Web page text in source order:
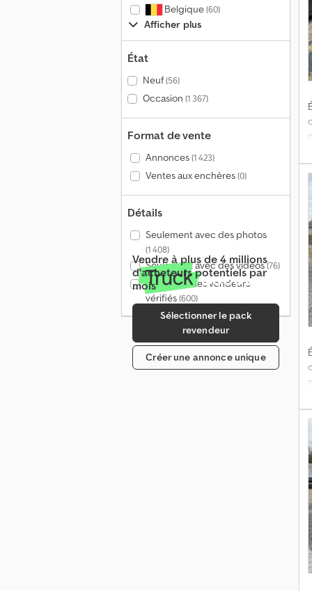
Belgique(60)
Afficher plus
État
Neuf(56)
Occasion (1 367)
Format de vente
Annonces(1 423)
Ventes aux enchères(0)
Détails
Seulement avec des photos
(1 408)
Seulement avec des vidéos(76)
Seulement les vendeurs
vérifiés(600)
Vendre à plus de 4 millions
d'acheteurs potentiels par
mois
Sélectionner le pack
revendeur
Créer une annonce unique